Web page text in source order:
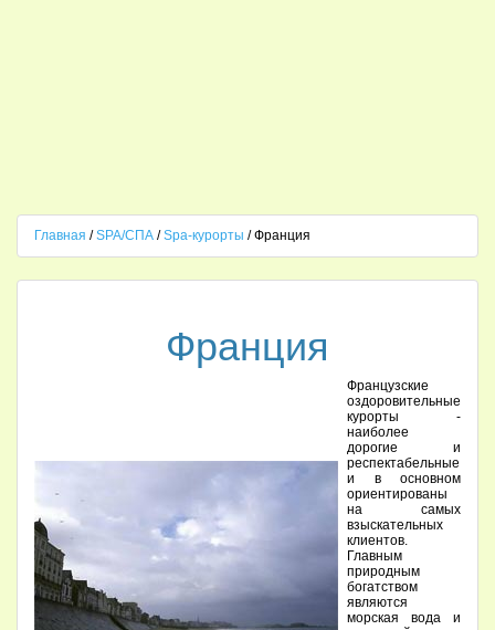
Главная /SPA/СПА /Spa-курорты / Франция
Франция
Французские
оздоровительные
курорты -
наиболее
дорогие и
респектабельные
и в основном
ориентированы
на самых
взыскательных
клиентов.
Главным
природным
богатством
являются
морская вода и